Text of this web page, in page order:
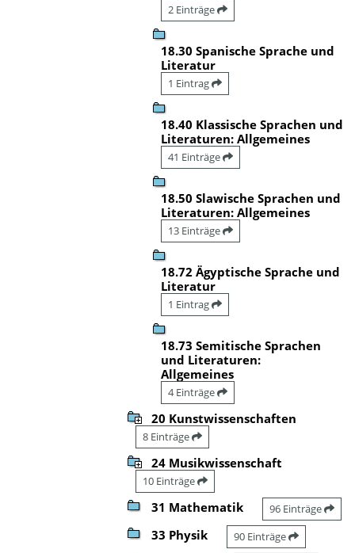
2 Einträge
18.30 Spanische Sprache und
Literatur
1 Eintrag
18.40 Klassische Sprachen und
Literaturen: Allgemeines
41 Einträge
18.50 Slawische Sprachen und
Literaturen: Allgemeines
13 Einträge
18.72 Ägyptische Sprache und
Literatur
1 Eintrag
18.73 Semitische Sprachen
und Literaturen:
Allgemeines
4 Einträge
20 Kunstwissenschaften
8 Einträge
24 Musikwissenschaft
10 Einträge
31 Mathematik 96 Einträge
33 Physik 90 Einträge